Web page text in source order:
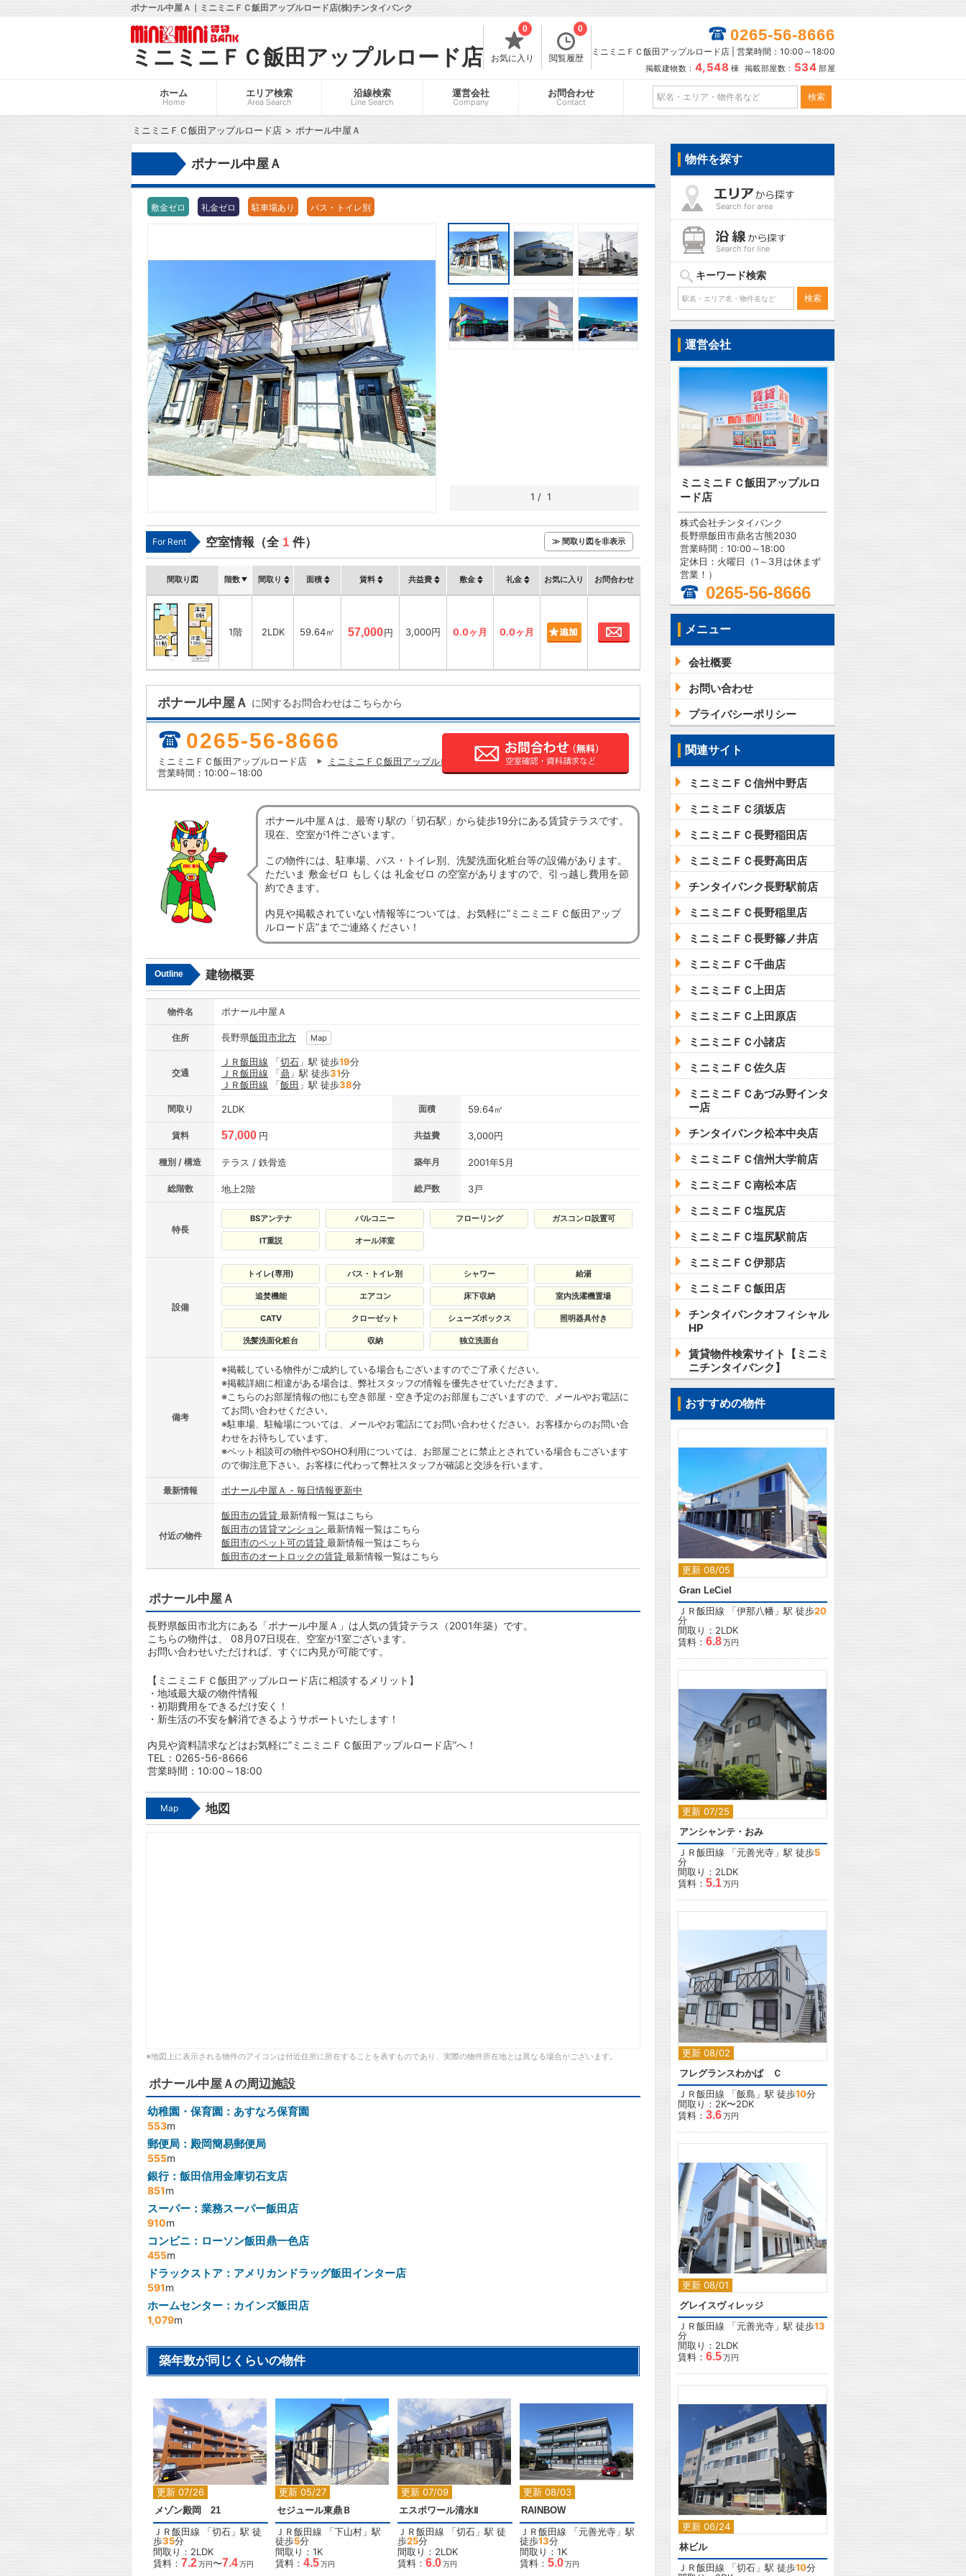
ポナール中屋Ａ｜ミニミニＦＣ飯田アップルロード店(株)チンタイバンク
ミニミニＦＣ飯田アップルロード店 お気に入り
0
閲覧履歴
0 0265-56-8666
ミニミニＦＣ飯田アップルロード店 | 営業時間：10:00～18:00
掲載建物数： 4,548 棟 掲載部屋数： 534 部屋
ホーム
Home
エリア検索
Area Search
沿線検索
Line Search
運営会社
Company
お問合わせ
Contact
ミニミニＦＣ飯田アップルロード店 ポナール中屋Ａ
ポナール中屋Ａ
敷金ゼロ 礼金ゼロ 駐車場あり バス・トイレ別
1 / 1
For Rent 空室情報（全 1 件） ≫ 間取り図を非表示
間取り図 階数 間取り 面積 賃料 共益費 敷金 礼金 お気に入り お問合わせ
1階 2LDK 59.64㎡ 57,000円 3,000円 0.0ヶ月 0.0ヶ月
ポナール中屋Ａ に関するお問合わせはこちらから
0265-56-8666
ミニミニＦＣ飯田アップルロード店
ミニミニＦＣ飯田アップルロード店の店舗情報
営業時間：10:00～18:00
ポナール中屋Ａは、最寄り駅の「切石駅」から徒歩19分にある賃貸テラスです。
現在、空室が1件ございます。
この物件には、駐車場、バス・トイレ別、洗髪洗面化粧台等の設備があります。
ただいま 敷金ゼロ もしくは 礼金ゼロ の空室がありますので、引っ越し費用を節
約できます。
内見や掲載されていない情報等については、お気軽に”ミニミニＦＣ飯田アップ
ルロード店”までご連絡ください！
Outline 建物概要
物件名 ポナール中屋Ａ
住所 長野県飯田市北方 Map
交通
ＪＲ飯田線 「切石 」駅 徒歩19分
ＪＲ飯田線 「鼎 」駅 徒歩31分
ＪＲ飯田線 「飯田 」駅 徒歩38分
間取り 2LDK 面積 59.64㎡
賃料 57,000 円 共益費 3,000円
種別 / 構造 テラス / 鉄骨造 築年月 2001年5月
総階数 地上2階 総戸数 3戸
特長
BSアンテナ バルコニー フローリング ガスコンロ設置可
IT重説 オール洋室
設備
トイレ(専用) バス・トイレ別 シャワー 給湯
追焚機能 エアコン 床下収納 室内洗濯機置場
CATV クローゼット シューズボックス 照明器具付き
洗髪洗面化粧台 収納 独立洗面台
備考
※掲載している物件がご成約している場合もございますのでご了承ください。
※掲載詳細に相違がある場合は、弊社スタッフの情報を優先させていただきます。
※こちらのお部屋情報の他にも空き部屋・空き予定のお部屋もございますので、メールやお電話に
てお問い合わせください。
※駐車場、駐輪場については、メールやお電話にてお問い合わせください。お客様からのお問い合
わせをお待ちしています。
※ペット相談可の物件やSOHO利用については、お部屋ごとに禁止とされている場合もございます
ので御注意下さい。お客様に代わって弊社スタッフが確認と交渉を行います。
最新情報 ポナール中屋Ａ - 毎日情報更新中
付近の物件
飯田市の賃貸 最新情報一覧はこちら
飯田市の賃貸マンション 最新情報一覧はこちら
飯田市のペット可の賃貸 最新情報一覧はこちら
飯田市のオートロックの賃貸 最新情報一覧はこちら
ポナール中屋Ａ
長野県飯田市北方にある「ポナール中屋Ａ」は人気の賃貸テラス（2001年築）です。
こちらの物件は、 08月07日現在、空室が1室ございます。
お問い合わせいただければ、すぐに内見が可能です。
【ミニミニＦＣ飯田アップルロード店に相談するメリット】
・地域最大級の物件情報
・初期費用をできるだけ安く！
・新生活の不安を解消できるようサポートいたします！
内見や資料請求などはお気軽に”ミニミニＦＣ飯田アップルロード店”へ！
TEL：0265-56-8666
営業時間：10:00～18:00
Map 地図
※地図上に表示される物件のアイコンは付近住所に所在することを表すものであり、実際の物件所在地とは異なる場合がございます。
ポナール中屋Ａの周辺施設
幼稚園・保育園：あすなろ保育園
553m
郵便局：殿岡簡易郵便局
555m
銀行：飯田信用金庫切石支店
851m
スーパー：業務スーパー飯田店
910m
コンビニ：ローソン飯田鼎一色店
455m
ドラックストア：アメリカンドラッグ飯田インター店
591m
ホームセンター：カインズ飯田店
1,079m
築年数が同じくらいの物件
更新 07/26
2
メゾン殿岡 21
ＪＲ飯田線 「切石 」駅 徒
歩35分
間取り：2LDK
賃料： 7.2万円〜7.4万円
更新 05/27
セジュール東鼎Ｂ
ＪＲ飯田線 「下山村 」駅
徒歩5分
間取り：1K
賃料： 4.5万円
更新 07/09
エスポワール清水Ⅱ
ＪＲ飯田線 「切石 」駅 徒
歩25分
間取り：2LDK
賃料： 6.0万円
更新 08/03
2
RAINBOW
ＪＲ飯田線 「元善光寺 」駅
徒歩13分
間取り：1K
賃料： 5.0万円
物件を探す
Search for area
Search for line
キーワード検索
運営会社
ミニミニＦＣ飯田アップルロ
ード店
株式会社チンタイバンク
長野県飯田市鼎名古熊2030
営業時間：10:00～18:00
定休日：火曜日（1～3月は休まず
営業！）
0265-56-8666
メニュー
会社概要
お問い合わせ
プライバシーポリシー
関連サイト
ミニミニＦＣ信州中野店
ミニミニＦＣ須坂店
ミニミニＦＣ長野稲田店
ミニミニＦＣ長野高田店
チンタイバンク長野駅前店
ミニミニＦＣ長野稲里店
ミニミニＦＣ長野篠ノ井店
ミニミニＦＣ千曲店
ミニミニＦＣ上田店
ミニミニＦＣ上田原店
ミニミニＦＣ小諸店
ミニミニＦＣ佐久店
ミニミニＦＣあづみ野インタ
ー店
チンタイバンク松本中央店
ミニミニＦＣ信州大学前店
ミニミニＦＣ南松本店
ミニミニＦＣ塩尻店
ミニミニＦＣ塩尻駅前店
ミニミニＦＣ伊那店
ミニミニＦＣ飯田店
チンタイバンクオフィシャル
HP
賃貸物件検索サイト【ミニミ
ニチンタイバンク】
おすすめの物件
更新 08/05
2
Gran LeCiel
ＪＲ飯田線 「伊那八幡 」駅 徒歩20
分
間取り：2LDK
賃料： 6.8万円
更新 07/25
2
アンシャンテ・おみ
ＪＲ飯田線 「元善光寺 」駅 徒歩5
分
間取り：2LDK
賃料： 5.1万円
更新 08/02
2
フレグランスわかば Ｃ
ＪＲ飯田線 「飯島 」駅 徒歩10分
間取り：2K〜2DK
賃料： 3.6万円
更新 08/01
2
グレイスヴィレッジ
ＪＲ飯田線 「元善光寺 」駅 徒歩13
分
間取り：2LDK
賃料： 6.5万円
更新 06/24
林ビル
ＪＲ飯田線 「切石 」駅 徒歩10分